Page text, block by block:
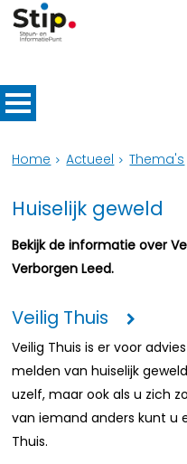
Home Actueel Thema's
Huiselijk geweld
Bekijk de informatie over
Verborgen Leed.
Veilig Thuis
Veilig Thuis is er voor
melden van huiselijk
uzelf, maar ook als u zich
van iemand anders kunt u
Thuis.